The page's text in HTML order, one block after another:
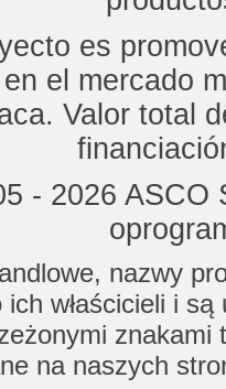
es
el mercado
Valor total
- 2026
nazwy
właścicieli i
znakami
na naszych